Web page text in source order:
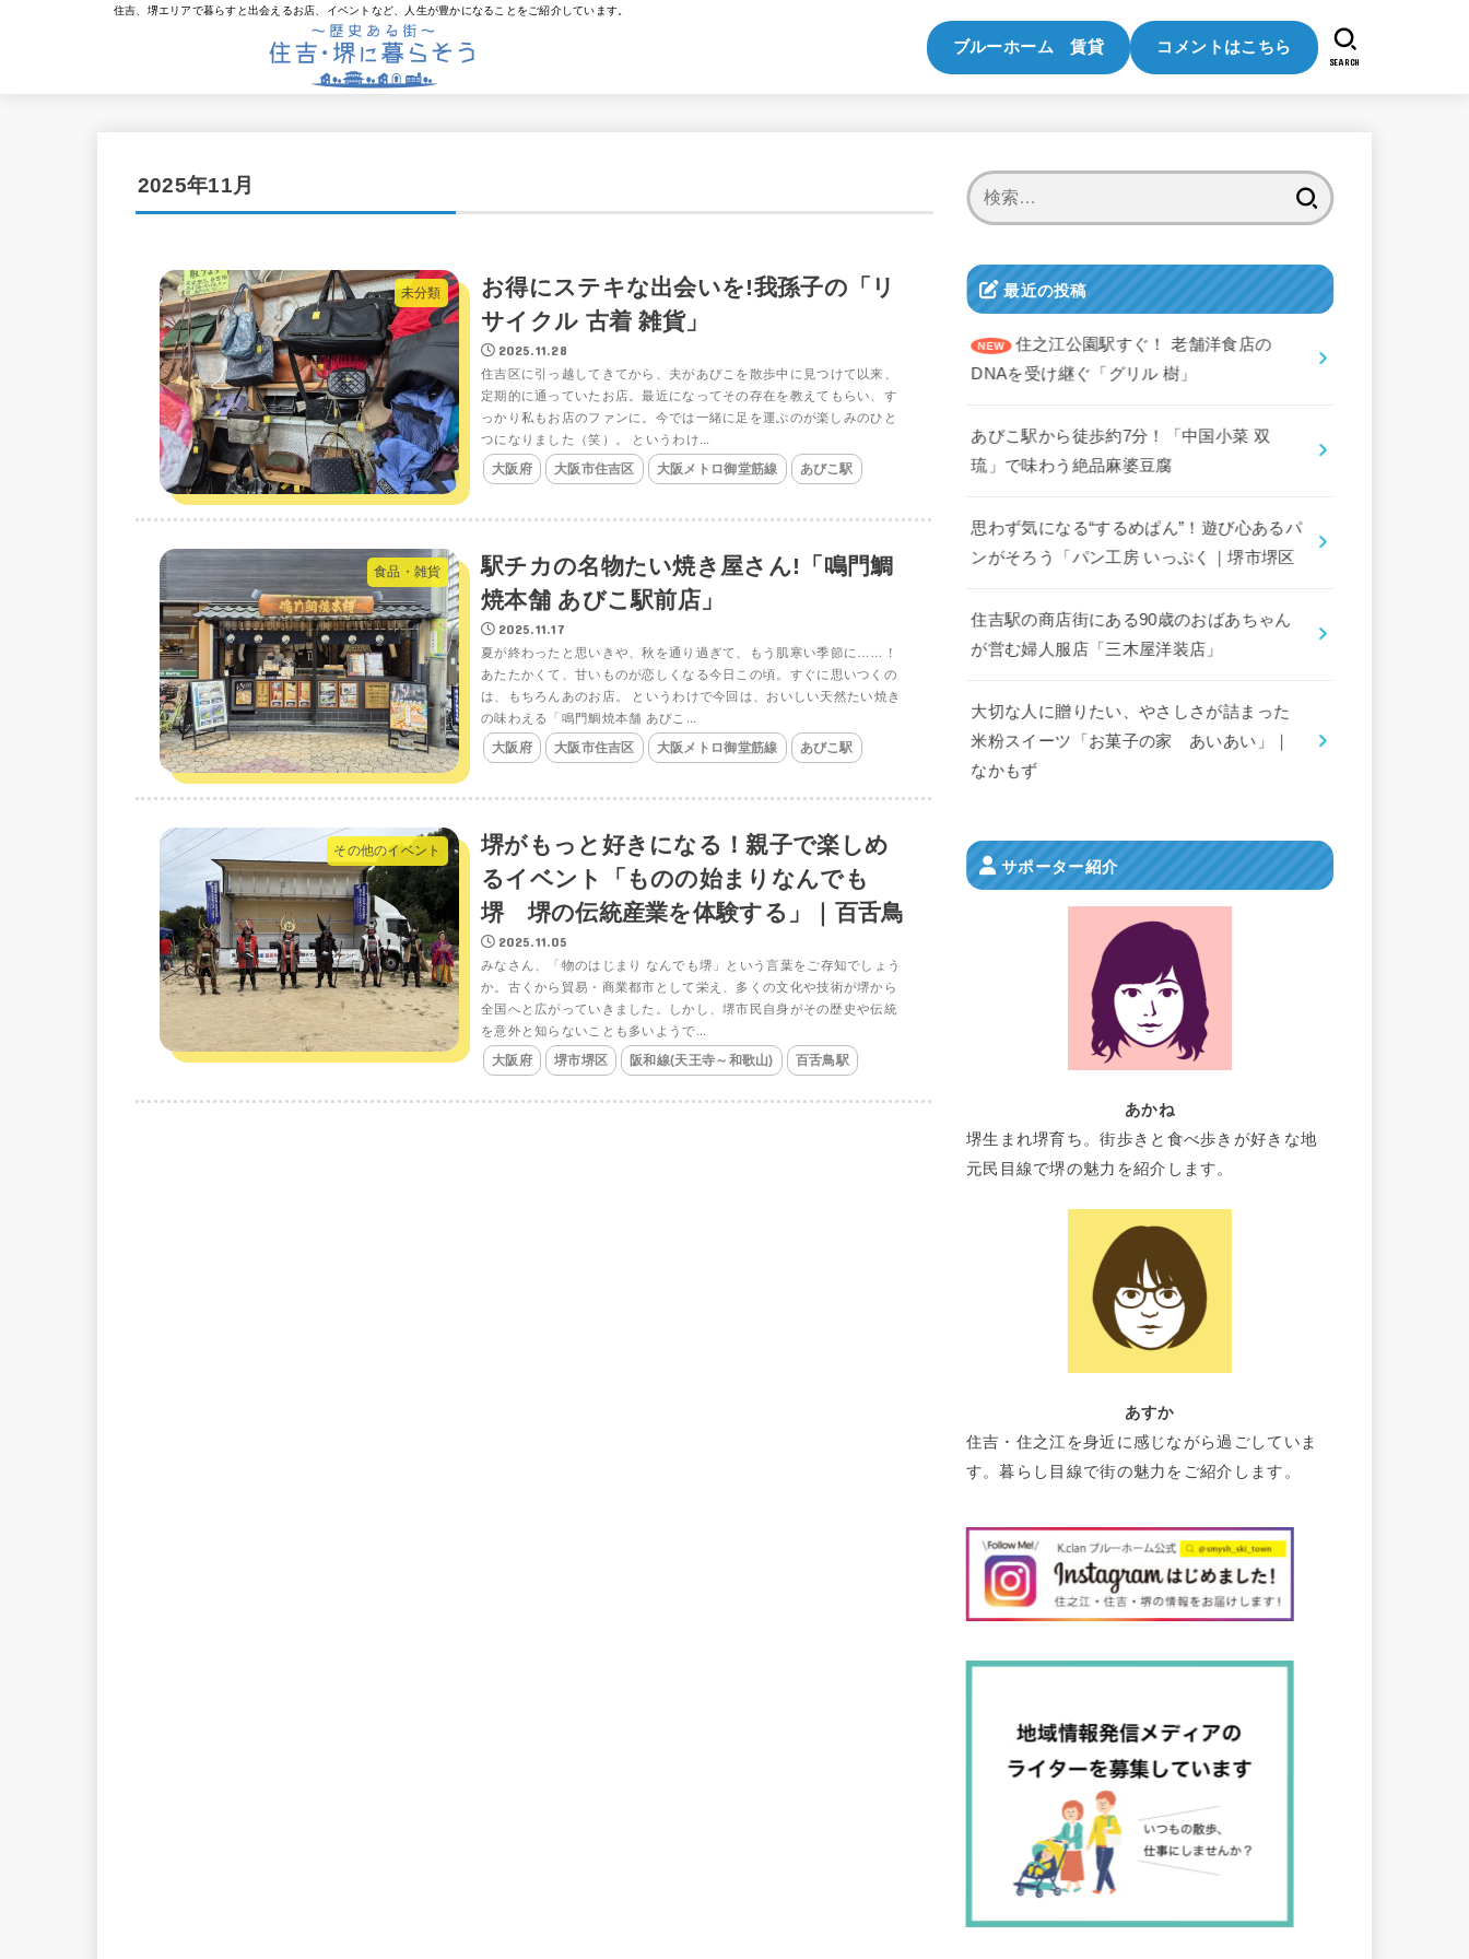
住吉、堺エリアで暮らすと出会えるお店、イベントなど、人生が豊かになることをご紹介しています。
ブルーホーム 賃貸 コメントはこちら
SEARCH
2025年11月
未分類
お得にステキな出会いを!我孫子の「リ
サイクル 古着 雑貨」
2025.11.28
住吉区に引っ越してきてから、夫があびこを散歩中に見つけて以来、
定期的に通っていたお店。最近になってその存在を教えてもらい、す
っかり私もお店のファンに。今では一緒に足を運ぶのが楽しみのひと
つになりました（笑）。 というわけ...
大阪府 大阪市住吉区 大阪メトロ御堂筋線 あびこ駅
食品・雑貨
駅チカの名物たい焼き屋さん!「鳴門鯛
焼本舗 あびこ駅前店」
2025.11.17
夏が終わったと思いきや、秋を通り過ぎて、もう肌寒い季節に……！
あたたかくて、甘いものが恋しくなる今日この頃。すぐに思いつくの
は、もちろんあのお店。 というわけで今回は、おいしい天然たい焼き
の味わえる「鳴門鯛焼本舗 あびこ...
大阪府 大阪市住吉区 大阪メトロ御堂筋線 あびこ駅
その他のイベント
堺がもっと好きになる！親子で楽しめ
るイベント「ものの始まりなんでも
堺 堺の伝統産業を体験する」｜百舌鳥
2025.11.05
みなさん、「物のはじまり なんでも堺」という言葉をご存知でしょう
か。古くから貿易・商業都市として栄え、多くの文化や技術が堺から
全国へと広がっていきました。しかし、堺市民自身がその歴史や伝統
を意外と知らないことも多いようで...
大阪府 堺市堺区 阪和線(天王寺～和歌山) 百舌鳥駅
最近の投稿
住之江公園駅すぐ！ 老舗洋食店の
DNAを受け継ぐ「グリル 樹」
あびこ駅から徒歩約7分！「中国小菜 双
琉」で味わう絶品麻婆豆腐
思わず気になる“するめぱん”！遊び心あるパ
ンがそろう「パン工房 いっぷく｜堺市堺区
住吉駅の商店街にある90歳のおばあちゃん
が営む婦人服店「三木屋洋装店」
大切な人に贈りたい、やさしさが詰まった
米粉スイーツ「お菓子の家 あいあい」｜
なかもず
サポーター紹介
あかね
堺生まれ堺育ち。街歩きと食べ歩きが好きな地
元民目線で堺の魅力を紹介します。
あすか
住吉・住之江を身近に感じながら過ごしていま
す。暮らし目線で街の魅力をご紹介します。